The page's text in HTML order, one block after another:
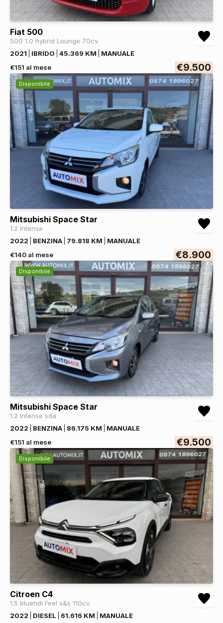
Fiat 500
500 1.0 hybrid Lounge 70cv
2021
IBRIDO 45.369 KM
MANUALE
€151 al mese
€9.500
Disponibile
Mitsubishi Space Star
1.2 Intense
2022
BENZINA 79.818 KM
MANUALE
€140 al mese
€8.900
Disponibile
Mitsubishi Space Star
1.2 Intense sda
2022
BENZINA 86.175 KM
MANUALE
€151 al mese
€9.500
Disponibile
Citroen C4
1.5 bluehdi Feel s&s 110cv
2022
DIESEL 61.616 KM
MANUALE